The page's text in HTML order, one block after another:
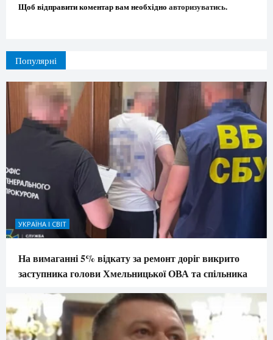
Щоб відправити коментар вам необхідно авторизуватись.
Популярні
УКРАЇНА І СВІТ
На вимаганні 5% відкату за ремонт доріг викрито
заступника голови Хмельницької ОВА та спільника